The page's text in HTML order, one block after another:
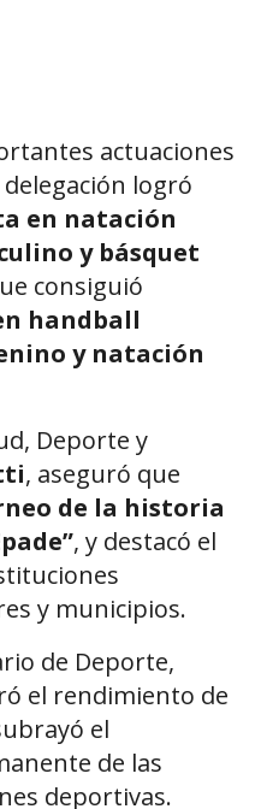
actuaciones
logró
en natación
y básquet
consiguió
handball
y natación
Deporte y
, aseguró que
de la historia
, y destacó el
y municipios.
de Deporte,
el rendimiento de
el
de las
deportivas.